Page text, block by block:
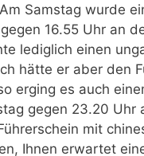
Am Samstag wurde
16.55 Uhr an
lediglich einen
hätte er aber den
erging es auch
gegen 23.20
mit
Ihnen erwartet